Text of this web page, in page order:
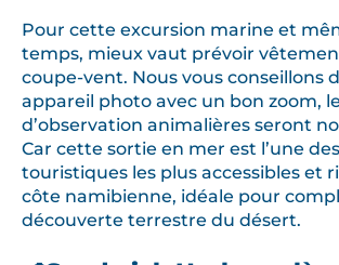
Pour cette excursion marine et
temps, mieux vaut prévoir
coupe-vent. Nous vous conseillons
appareil photo avec un bon zoom,
d’observation animalières seront
Car cette sortie en mer est l’une
touristiques les plus accessibles et
côte namibienne, idéale pour
découverte terrestre du désert.